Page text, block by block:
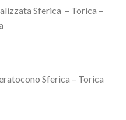
Sferica – Torica –
Sferica – Torica